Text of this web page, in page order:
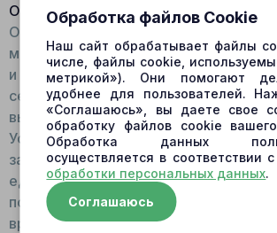
Описание:
Общий вид: Представляет собой
металлическую окружность с
и отверстиями по краю. Внешне
сепаратор. Для изготовления
высокопрочная сталь. Принцип
Устанавливается поверх шарнира,
за счет плунжеров. В движение
единовременно с поршнями.
поршни, удерживает их в правильной
время движения, исключает их
Обработка файлов Cookie
Наш сайт обрабатывает файлы
числе, файлы cookie,
метрикой»). Они помогают
удобнее для пользователей.
«Соглашаюсь», вы даете свое
обработку файлов cookie
Обработка данных
осуществляется в соответствии с
обработки персональных данных.
Соглашаюсь